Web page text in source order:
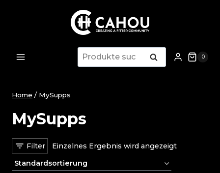
Suche
nach:
Suche 0
Home / MySupps
MySupps
Filter Einzelnes Ergebnis wird angezeigt